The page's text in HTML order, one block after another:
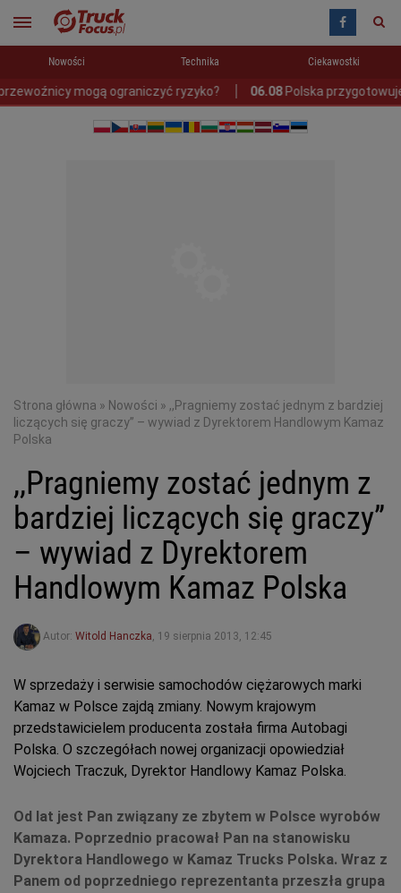
Nowości Technika Ciekawostki
ograniczyć ryzyko? 06.08Polska przygotowuje się do
Strona główna » Nowości » ,,Pragniemy zostać jednym z bardziej
liczących się graczy” – wywiad z Dyrektorem Handlowym Kamaz
Polska
,,Pragniemy zostać jednym z
bardziej liczących się graczy”
– wywiad z Dyrektorem
Handlowym Kamaz Polska
Autor: Witold Hanczka, 19 sierpnia 2013, 12:45
W sprzedaży i serwisie samochodów ciężarowych marki
Kamaz w Polsce zajdą zmiany. Nowym krajowym
przedstawicielem producenta została firma Autobagi
Polska. O szczegółach nowej organizacji opowiedział
Wojciech Traczuk, Dyrektor Handlowy Kamaz Polska.
Od lat jest Pan związany ze zbytem w Polsce wyrobów
Kamaza. Poprzednio pracował Pan na stanowisku
Dyrektora Handlowego w Kamaz Trucks Polska. Wraz z
Panem od poprzedniego reprezentanta przeszła grupa